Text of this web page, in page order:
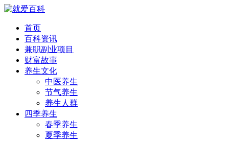
首页
百科资讯
兼职副业项目
财富故事
养生文化
中医养生
节气养生
养生人群
四季养生
春季养生
夏季养生